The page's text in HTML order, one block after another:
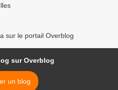
sur le portail Overblog
sur Overblog
un blog